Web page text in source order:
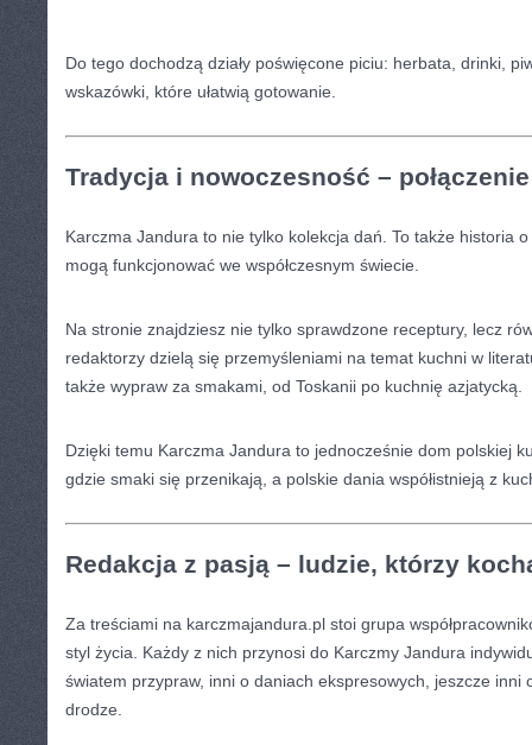
Do tego dochodzą działy poświęcone piciu: herbata, drinki,
wskazówki, które ułatwią gotowanie.
Tradycja i nowoczesność –
Karczma Jandura to nie tylko kolekcja dań. To także historia
mogą funkcjonować we współczesnym świecie.
Na stronie znajdziesz nie tylko sprawdzone receptury, lecz
redaktorzy dzielą się przemyśleniami na temat kuchni w
także wypraw za smakami, od Toskanii po kuchnię azjatycką.
Dzięki temu Karczma Jandura to jednocześnie dom polskiej
gdzie smaki się przenikają, a polskie dania współistnieją z
Redakcja z pasją – ludzie, którzy
Za treściami na karczmajandura.pl stoi grupa
styl życia. Każdy z nich przynosi do Karczmy Jandura
światem przypraw, inni o daniach ekspresowych, jeszcze inni
drodze.